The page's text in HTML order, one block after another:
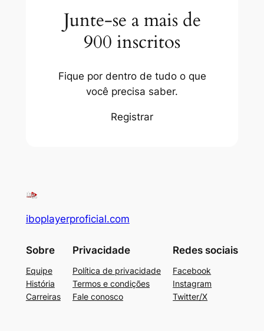
Junte-se a mais de
900 inscritos
Fique por dentro de tudo o que
você precisa saber.
Registrar
iboplayerproficial.com
Sobre
Equipe
História
Carreiras
Privacidade
Política de privacidade
Termos e condições
Fale conosco
Redes sociais
Facebook
Instagram
Twitter/X